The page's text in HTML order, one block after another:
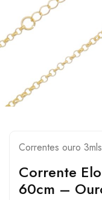
Correntes ouro 3mls
Corrente
60cm –